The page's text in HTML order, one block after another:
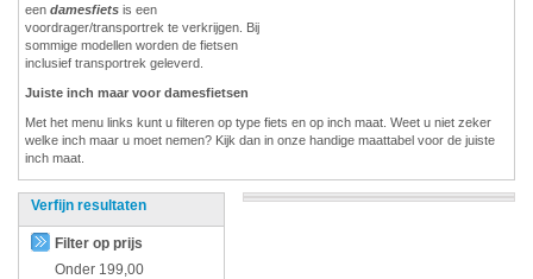
een damesfiets is een
voordrager/transportrek te verkrijgen. Bij
sommige modellen worden de fietsen
inclusief transportrek geleverd.
Juiste inch maar voor damesfietsen
Met het menu links kunt u filteren op type fiets en op inch maat. Weet u niet zeker
welke inch maar u moet nemen? Kijk dan in onze handige maattabel voor de juiste
inch maat.
Verfijn resultaten
Filter op prijs
Onder 199,00